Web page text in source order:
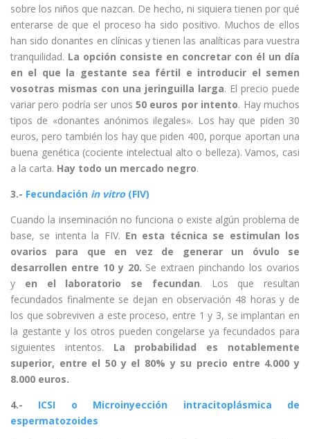
sobre los niños que nazcan. De hecho, ni siquiera tienen por qué
enterarse de que el proceso ha sido positivo. Muchos de ellos
han sido donantes en clínicas y tienen las analíticas para vuestra
tranquilidad. La opción consiste en concretar con él un día
en el que la gestante sea fértil e introducir el semen
vosotras mismas con una jeringuilla larga. El precio puede
variar pero podría ser unos 50 euros por intento. Hay muchos
tipos de «donantes anónimos ilegales». Los hay que piden 30
euros, pero también los hay que piden 400, porque aportan una
buena genética (cociente intelectual alto o belleza). Vamos, casi
a la carta. Hay todo un mercado negro.
3.- Fecundación in vitro (FIV)
Cuando la inseminación no funciona o existe algún problema de
base, se intenta la FIV. En esta técnica se estimulan los
ovarios para que en vez de generar un óvulo se
desarrollen entre 10 y 20. Se extraen pinchando los ovarios
y en el laboratorio se fecundan. Los que resultan
fecundados finalmente se dejan en observación 48 horas y de
los que sobreviven a este proceso, entre 1 y 3, se implantan en
la gestante y los otros pueden congelarse ya fecundados para
siguientes intentos. La probabilidad es notablemente
superior, entre el 50 y el 80% y su precio entre 4.000 y
8.000 euros.
4.-
ICSI o Microinyección intracitoplásmica de
espermatozoides